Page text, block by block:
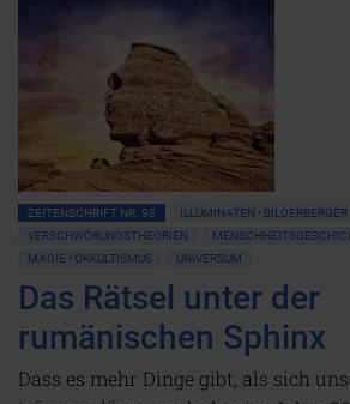
ZEITENSCHRIFT NR. 93
ILLUMINATEN •
VERSCHWÖRUNGSTHEORIEN
MAGIE • OKKULTISMUS
UNIVERSUM
Das Rätsel unter der
rumänischen Sphinx
Dass es mehr Dinge gibt, als sich